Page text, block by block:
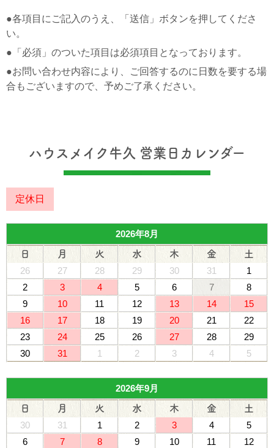
●各項目にご記入のうえ、「送信」ボタンを押してくださ
い。
●「必須」のついた項目は必須項目となっております。
●お問い合わせ内容により、ご回答するのに日数を要する場
合もございますので、予めご了承ください。
ハウスメイク牛久 営業日カレンダー
定休日
2026年8月
日 月 火 水 木 金 土
26 27 28 29 30 31
1
2
3 4 5 6 7
8
9
10 11 12 13 14
15
16
17 18 19 20 21
22
23
24 25 26 27 28
29
30
31 1 2 3 4 5
2026年9月
日 月 火 水 木 金 土
30 31 1 2 3 4
5
6
7 8 9 10 11
12